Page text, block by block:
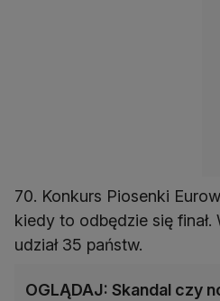
70. Konkurs Piosenki
kiedy to odbędzie się finał.
udział 35 państw.
OGLĄDAJ: Skandal czy